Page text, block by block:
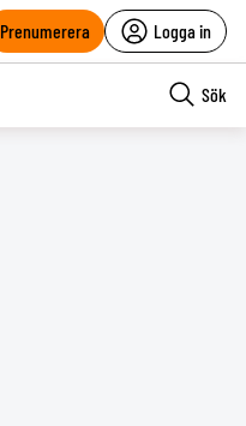
Prenumerera Logga in
Sök